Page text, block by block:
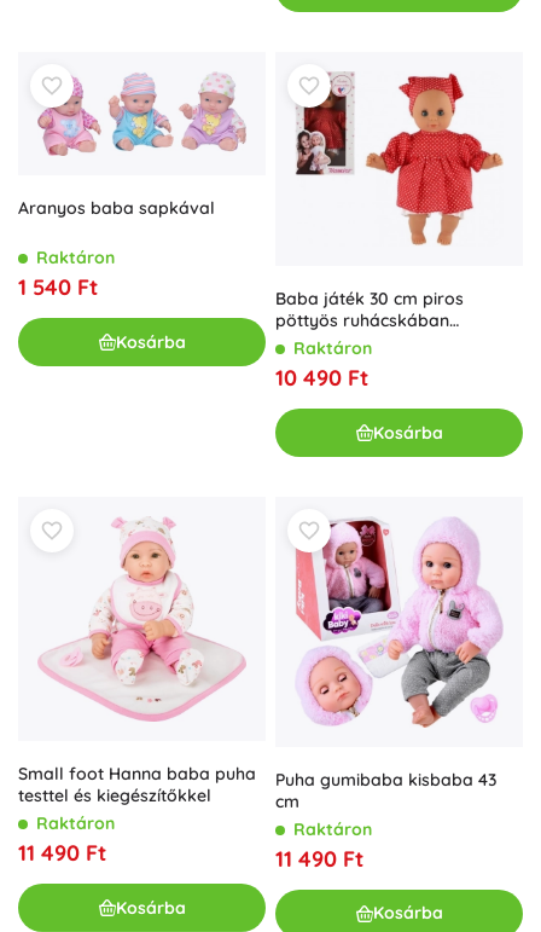
Aranyos baba sapkával
Raktáron
1 540 Ft
Kosárba
Baba játék 30 cm piros
pöttyös ruhácskában
kendővel
Raktáron
10 490 Ft
Kosárba
Small foot Hanna baba puha
testtel és kiegészítőkkel
Raktáron
11 490 Ft
Kosárba
Puha gumibaba kisbaba 43
cm
Raktáron
11 490 Ft
Kosárba